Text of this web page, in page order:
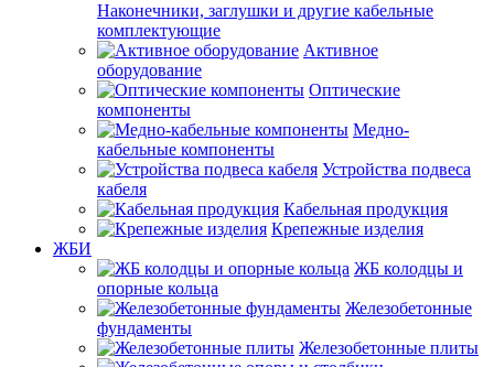
Наконечники, заглушки и другие кабельные
комплектующие
Активное
оборудование
Оптические
компоненты
Медно-
кабельные компоненты
Устройства подвеса
кабеля
Кабельная продукция
Крепежные изделия
ЖБИ
ЖБ колодцы и
опорные кольца
Железобетонные
фундаменты
Железобетонные плиты